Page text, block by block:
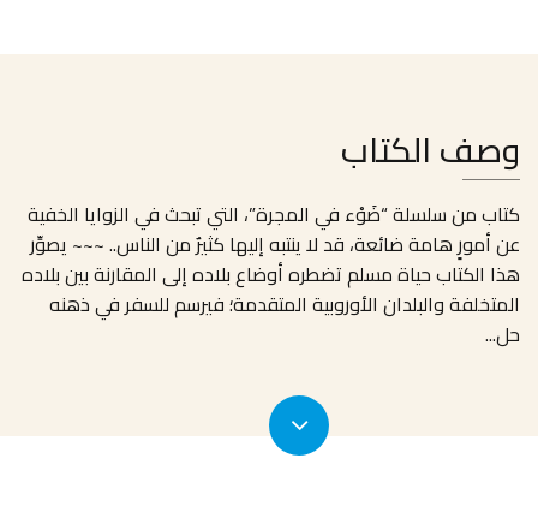
وصف الكتاب
كتاب من سلسلة “ضَوْء في المجرة”، التي تبحث في الزوايا الخفية
عن أمورٍ هامة ضائعة، قد لا ينتبه إليها كثيرٌ من الناس.. ~~~ يصوِّر
هذا الكتاب حياة مسلم تضطره أوضاع بلاده إلى المقارنة بين بلاده
المتخلفة والبلدان الأوروبية المتقدمة؛ فيرسم للسفر في ذهنه
حل...